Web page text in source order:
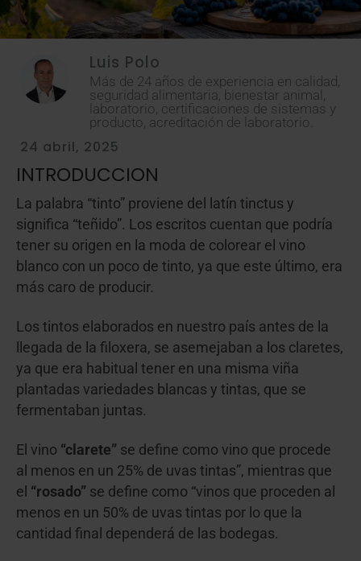
Luis Polo
Más de 24 años de experiencia en calidad,
seguridad alimentaria, bienestar animal,
laboratorio, certificaciones de sistemas y
producto, acreditación de laboratorio.
24 abril, 2025
INTRODUCCION
La palabra “tinto” proviene del latín tinctus y
significa “teñido”. Los escritos cuentan que podría
tener su origen en la moda de colorear el vino
blanco con un poco de tinto, ya que este último, era
más caro de producir.
Los tintos elaborados en nuestro país antes de la
llegada de la filoxera, se asemejaban a los claretes,
ya que era habitual tener en una misma viña
plantadas variedades blancas y tintas, que se
fermentaban juntas.
El vino “clarete” se define como vino que procede
al menos en un 25% de uvas tintas”, mientras que
el “rosado” se define como “vinos que proceden al
menos en un 50% de uvas tintas por lo que la
cantidad final dependerá de las bodegas.